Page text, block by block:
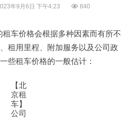
年9月6日 下午4:23 840
租车价格会根据多种因素而有所不
租用里程、附加服务以及公司政
些租车价格的一般估计：
【北
京租
车】
公司